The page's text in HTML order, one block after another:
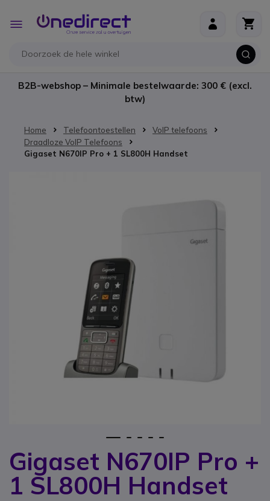
Toggle
Nav
B2B-webshop – Minimale bestelwaarde: 300 € (excl.
btw)
Home Telefoontoestellen
VoIP telefoons
Draadloze VoIP Telefoons
Gigaset N670IP Pro + 1 SL800H Handset
Gigaset N670IP Pro +
1 SL800H Handset
Ga naar het begin van de afbeeldingen-gallerij